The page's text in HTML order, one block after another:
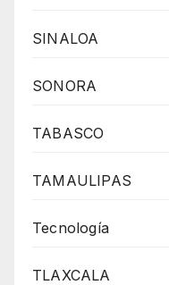
SINALOA
SONORA
TABASCO
TAMAULIPAS
Tecnología
TLAXCALA